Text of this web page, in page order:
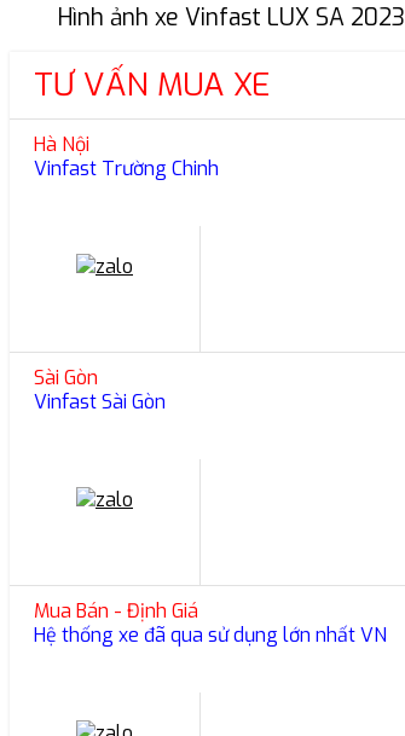
Hình ảnh xe Vinfast LUX SA 2023
TƯ VẤN MUA XE
Hà Nội
Vinfast Trường Chinh
Sài Gòn
Vinfast Sài Gòn
Mua Bán - Định Giá
Hệ thống xe đã qua sử dụng lớn nhất VN